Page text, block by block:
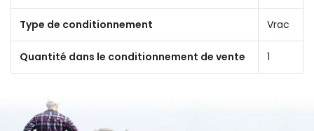
Type de conditionnement Vrac
Quantité dans le conditionnement de vente 1